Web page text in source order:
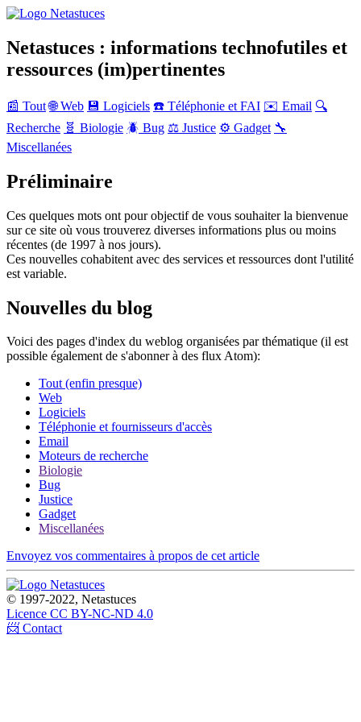
Netastuces : informations technofutiles et
ressources (im)pertinentes
📰 Tout 🌐 Web 💾 Logiciels ☎️ Téléphonie et FAI ✉️ Email 🔍
Recherche 🧬 Biologie 🪲 Bug ⚖️ Justice ⚙️ Gadget 🔧
Miscellanées
Préliminaire
Ces quelques mots ont pour objectif de vous souhaiter la bienvenue
sur ce site où vous trouverez diverses informations plus ou moins
récentes (de 1997 à nos jours).
Ces nouvelles cohabitent avec des services et ressources dont l'utilité
est variable.
Nouvelles du blog
Voici des pages d'index du weblog organisées par thématique (il est
possible également de s'abonner à des flux Atom):
Tout (enfin presque)
Web
Logiciels
Téléphonie et fournisseurs d'accès
Email
Moteurs de recherche
Biologie
Bug
Justice
Gadget
Miscellanées
Envoyez vos commentaires à propos de cet article
© 1997-2022, Netastuces
Licence CC BY-NC-ND 4.0
📨 Contact